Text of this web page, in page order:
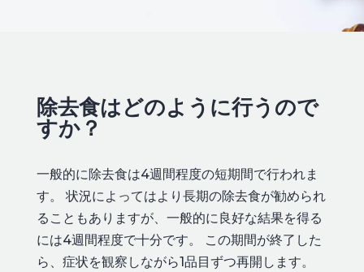
除去食はどのように行うので
すか？
一般的に除去食は4週間程度の短期間で行われま
す。 状況によってはより長期の除去食が勧められ
ることもありますが、一般的に良好な結果を得る
には4週間程度で十分です。 この期間が終了した
ら、症状を観察しながら1品目ずつ再開します。